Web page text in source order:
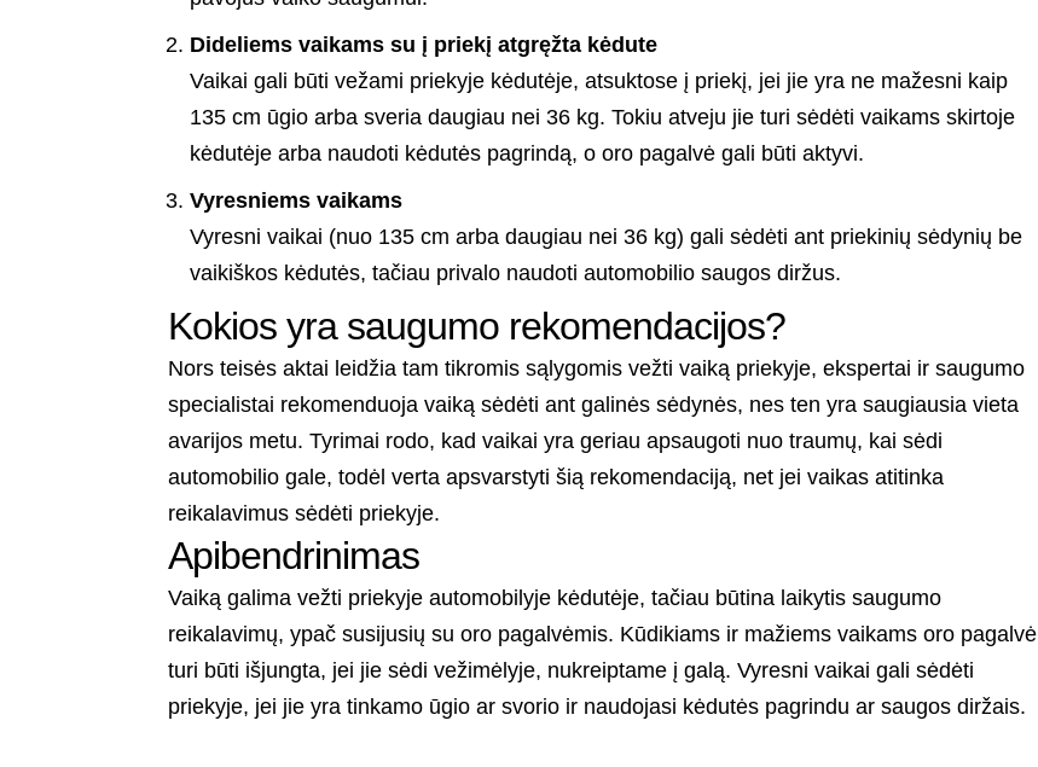
Dideliems vaikams su į priekį atgręžta kėdute
Vaikai gali būti vežami priekyje kėdutėje, atsuktose į priekį, jei jie yra ne mažesni kaip
135 cm ūgio arba sveria daugiau nei 36 kg. Tokiu atveju jie turi sėdėti vaikams skirtoje
kėdutėje arba naudoti kėdutės pagrindą, o oro pagalvė gali būti aktyvi.
Vyresniems vaikams
Vyresni vaikai (nuo 135 cm arba daugiau nei 36 kg) gali sėdėti ant priekinių sėdynių be
vaikiškos kėdutės, tačiau privalo naudoti automobilio saugos diržus.
Kokios yra saugumo rekomendacijos?
Nors teisės aktai leidžia tam tikromis sąlygomis vežti vaiką priekyje, ekspertai ir saugumo
specialistai rekomenduoja vaiką sėdėti ant galinės sėdynės, nes ten yra saugiausia vieta
avarijos metu. Tyrimai rodo, kad vaikai yra geriau apsaugoti nuo traumų, kai sėdi
automobilio gale, todėl verta apsvarstyti šią rekomendaciją, net jei vaikas atitinka
reikalavimus sėdėti priekyje.
Apibendrinimas
Vaiką galima vežti priekyje automobilyje kėdutėje, tačiau būtina laikytis saugumo
reikalavimų, ypač susijusių su oro pagalvėmis. Kūdikiams ir mažiems vaikams oro pagalvė
turi būti išjungta, jei jie sėdi vežimėlyje, nukreiptame į galą. Vyresni vaikai gali sėdėti
priekyje, jei jie yra tinkamo ūgio ar svorio ir naudojasi kėdutės pagrindu ar saugos diržais.